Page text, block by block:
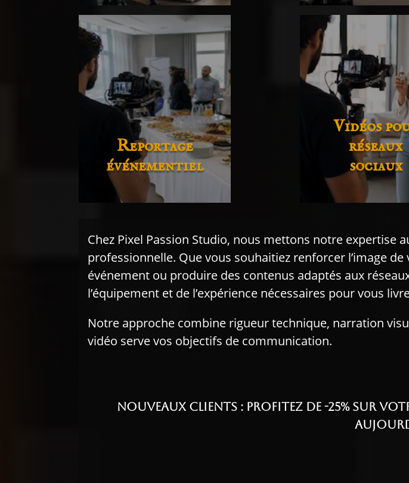
Reportage
événementiel
Vidéos
réseaux
sociaux
Chez Pixel Passion Studio, nous mettons notre expertise
professionnelle. Que vous souhaitiez renforcer l’image
événement ou produire des contenus adaptés aux
l’équipement et de l’expérience nécessaires pour vous
Notre approche combine rigueur technique, narration
vidéo serve vos objectifs de communication.
Nouveaux clients : Profitez de -25% sur